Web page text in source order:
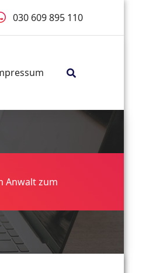
030 609 895 110
Anwalt zum